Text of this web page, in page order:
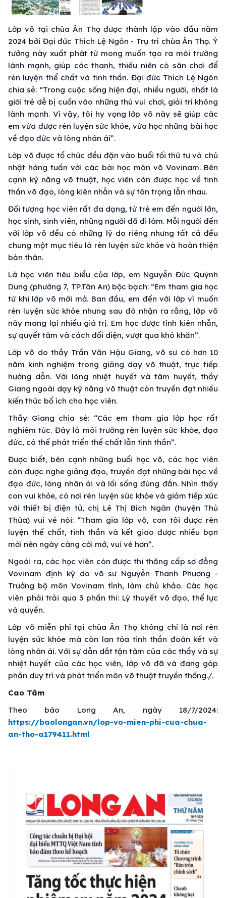
Lớp võ tại chùa Ân Thọ được thành lập vào đầu năm
2024 bởi Đại đức Thích Lệ Ngôn - Trụ trì chùa Ân Thọ. Ý
tưởng này xuất phát từ mong muốn tạo ra môi trường
lành mạnh, giúp các thanh, thiếu niên có sân chơi để
rèn luyện thể chất và tinh thần. Đại đức Thích Lệ Ngôn
chia sẻ: “Trong cuộc sống hiện đại, nhiều người, nhất là
giới trẻ dễ bị cuốn vào những thú vui chơi, giải trí không
lành mạnh. Vì vậy, tôi hy vọng lớp võ này sẽ giúp các
em vừa được rèn luyện sức khỏe, vừa học những bài học
về đạo đức và lòng nhân ái”.
Lớp võ được tổ chức đều đặn vào buổi tối thứ tư và chủ
nhật hàng tuần với các bài học môn võ Vovinam. Bên
cạnh kỹ năng võ thuật, học viên còn được học về tinh
thần võ đạo, lòng kiên nhẫn và sự tôn trọng lẫn nhau.
Đối tượng học viên rất đa dạng, từ trẻ em đến người lớn,
học sinh, sinh viên, những người đã đi làm. Mỗi người đến
với lớp võ đều có những lý do riêng nhưng tất cả đều
chung một mục tiêu là rèn luyện sức khỏe và hoàn thiện
bản thân.
Là học viên tiêu biểu của lớp, em Nguyễn Đức Quỳnh
Dung (phường 7, TP.Tân An) bộc bạch: “Em tham gia học
từ khi lớp võ mới mở. Ban đầu, em đến với lớp vì muốn
rèn luyện sức khỏe nhưng sau đó nhận ra rằng, lớp võ
này mang lại nhiều giá trị. Em học được tính kiên nhẫn,
sự quyết tâm và cách đối diện, vượt qua khó khăn”.
Lớp võ do thầy Trần Văn Hậu Giang, võ sư có hơn 10
năm kinh nghiệm trong giảng dạy võ thuật, trực tiếp
hướng dẫn. Với lòng nhiệt huyết và tâm huyết, thầy
Giang ngoài dạy kỹ năng võ thuật còn truyền đạt nhiều
kiến thức bổ ích cho học viên.
Thầy Giang chia sẻ: “Các em tham gia lớp học rất
nghiêm túc. Đây là môi trường rèn luyện sức khỏe, đạo
đức, có thể phát triển thể chất lẫn tinh thần”.
Được biết, bên cạnh những buổi học võ, các học viên
còn được nghe giảng đạo, truyền đạt những bài học về
đạo đức, lòng nhân ái và lối sống đúng đắn. Nhìn thấy
con vui khỏe, có nơi rèn luyện sức khỏe và giảm tiếp xúc
với thiết bị điện tử, chị Lê Thị Bích Ngân (huyện Thủ
Thừa) vui vẻ nói: “Tham gia lớp võ, con tôi được rèn
luyện thể chất, tinh thần và kết giao được nhiều bạn
mới nên ngày càng cởi mở, vui vẻ hơn”.
Ngoài ra, các học viên còn được thi thăng cấp sơ đẳng
Vovinam định kỳ do võ sư Nguyễn Thanh Phương -
Trưởng bộ môn Vovinam tỉnh, làm chủ khảo. Các học
viên phải trải qua 3 phần thi: Lý thuyết võ đạo, thể lực
và quyền.
Lớp võ miễn phí tại chùa Ân Thọ không chỉ là nơi rèn
luyện sức khỏe mà còn lan tỏa tinh thần đoàn kết và
lòng nhân ái. Với sự dẫn dắt tận tâm của các thầy và sự
nhiệt huyết của các học viên, lớp võ đã và đang góp
phần duy trì và phát triển môn võ thuật truyền thống./.
Cao Tâm
Theo báo Long An, ngày 18/7/2024:
https://baolongan.vn/lop-vo-mien-phi-cua-chua-
an-tho-a179411.html